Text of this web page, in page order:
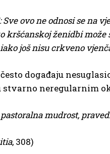
Sve ovo ne odnosi se na
kršćanskoj ženidbi
još nisu crkveno
događaju
stvarno neregularnim
mudrost,
, 308)